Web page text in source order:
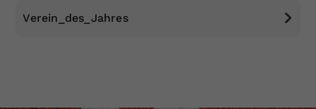
Verein_des_Jahres